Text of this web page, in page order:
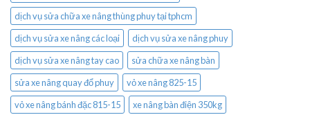
dịch vụ sửa chữa xe nâng thùng phuy tại tphcm
dịch vụ sửa xe nâng các loại
dịch vụ sửa xe nâng phuy
dịch vụ sửa xe nâng tay cao
sửa chữa xe nâng bàn
sửa xe nâng quay đổ phuy
vỏ xe nâng 825-15
vỏ xe nâng bánh đặc 815-15
xe nâng bàn điện 350kg